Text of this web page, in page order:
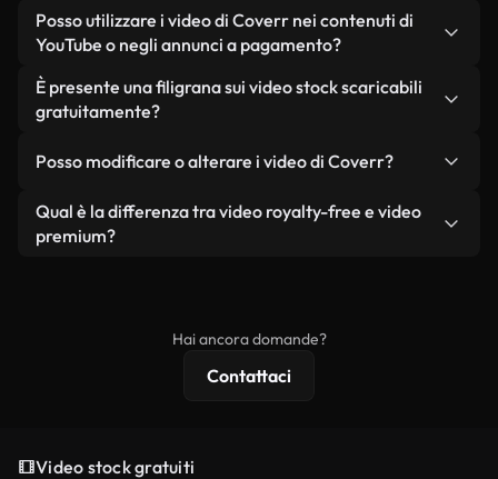
come LCP.
pochi secondi un video personalizzato in
conformità con i nostri standard di licenza.
Non è richiesto alcun riconoscimento dell'autore.
Tutti i video presenti nella nostra libreria sono
senza citare il creatore, sebbene sia sempre
gradito.
Posso utilizzare i video di Coverr nei contenuti di
YouTube o negli annunci a pagamento?
Sì. Tutti i filmati di Coverr possono essere utilizzati
in video monetizzati su YouTube, promozioni sui
condizione che non si rivendano o ridistribuiscano
È presente una filigrana sui video stock scaricabili
gratuitamente?
reali o generati dall'intelligenza artificiale, include
filigrane. Avrai a disposizione filmati puliti e pronti
all'uso.
Posso modificare o alterare i video di Coverr?
Sì. Siete liberi di tagliare, ritagliare o remixare i
nostri video. Assicuratevi solo che il prodotto
Qual è la differenza tra video royalty-free e video
premium?
Hai ancora domande?
Contattaci
Video stock gratuiti